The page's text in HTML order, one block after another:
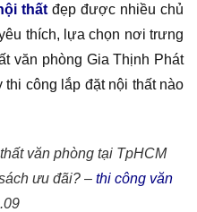
thấtđẹp được nhiều chủ
thích, lựa chọn nơi trưng
văn phòng Gia Thịnh Phát
thi công lắp đặt nội thất nào
văn phòng tại TpHCM
ưu đãi? – thi công văn